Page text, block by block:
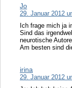
Jo
29. Januar 2012
Ich frage mich ja
Sind das
neurotische
Am besten sind
irina
29. Januar 2012